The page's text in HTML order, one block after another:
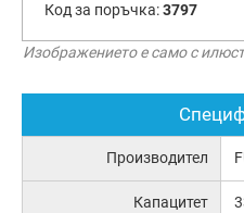
Код за поръчка:3797
Изображението е само с
Производител
Капацитет